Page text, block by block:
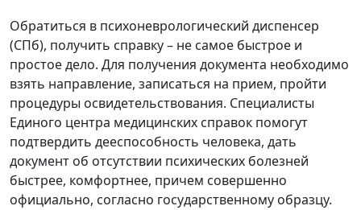
Обратиться в психоневрологический диспенсер
(СПб), получить справку – не самое быстрое и
простое дело. Для получения документа необходимо
взять направление, записаться на прием, пройти
процедуры освидетельствования. Специалисты
Единого центра медицинских справок помогут
подтвердить дееспособность человека, дать
документ об отсутствии психических болезней
быстрее, комфортнее, причем совершенно
официально, согласно государственному образцу.